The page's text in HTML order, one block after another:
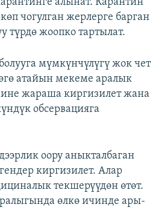
алынат. Карантин
чогулган жерлерге барган
жоопко тартылат.
мүмкүнчүлүгү жок чет
атайын мекеме аралык
жараша киргизилет жана
обсервацияга
оору аныкталбаган
киргизилет. Алар
текшерүүдөн өтөт.
өлкө ичинде ары-